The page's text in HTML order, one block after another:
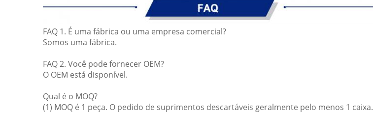
FAQ 1. É uma fábrica ou uma empresa comercial?
Somos uma fábrica.
FAQ 2. Você pode fornecer OEM?
O OEM está disponível.
Qual é o MOQ?
(1) MOQ é 1 peça. O pedido de suprimentos descartáveis geralmente pelo menos 1 caixa.